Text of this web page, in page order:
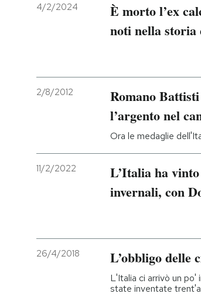
4/2/2024
È morto l’ex
noti nella
2/8/2012
Romano
l’argento nel
Ora le medaglie
11/2/2022
L’Italia ha
invernali, con
26/4/2018 L’obbligo delle
L'Italia ci arrivò un po'
state inventate